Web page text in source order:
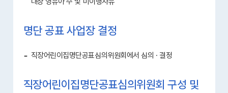
명단 공표 사업장 결정
직장어린이집명단공표심의위원회에서 심의 · 결정
직장어린이집명단공표심의위원회 구성 및